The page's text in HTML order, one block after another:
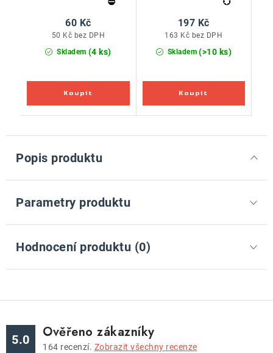
Skladem (4 ks)
50 Kč bez DPH
60 Kč
Skladem (>10 ks)
163 Kč bez DPH
197 Kč
Popis produktu
Parametry produktu
Hodnocení produktu (0)
5.0 Ověřeno zákazníky
164 recenzí. Zobrazit všechny recenze